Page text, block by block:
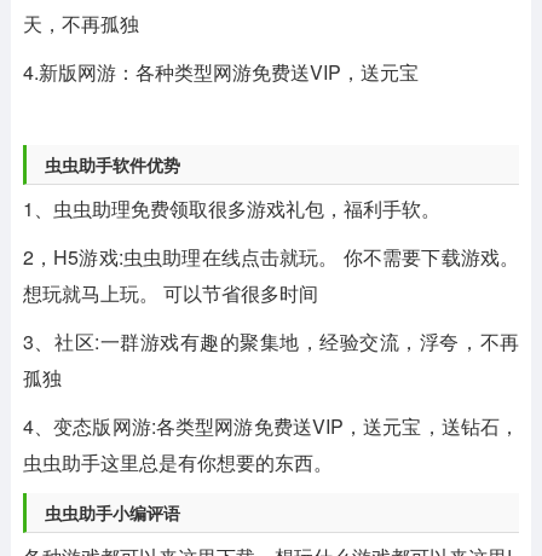
天，不再孤独
4.新版网游：各种类型网游免费送VIP，送元宝
虫虫助手软件优势
1、虫虫助理免费领取很多游戏礼包，福利手软。
2，H5游戏:虫虫助理在线点击就玩。 你不需要下载游戏。
想玩就马上玩。 可以节省很多时间
3、社区:一群游戏有趣的聚集地，经验交流，浮夸，不再
孤独
4、变态版网游:各类型网游免费送VIP，送元宝，送钻石，
虫虫助手这里总是有你想要的东西。
虫虫助手小编评语